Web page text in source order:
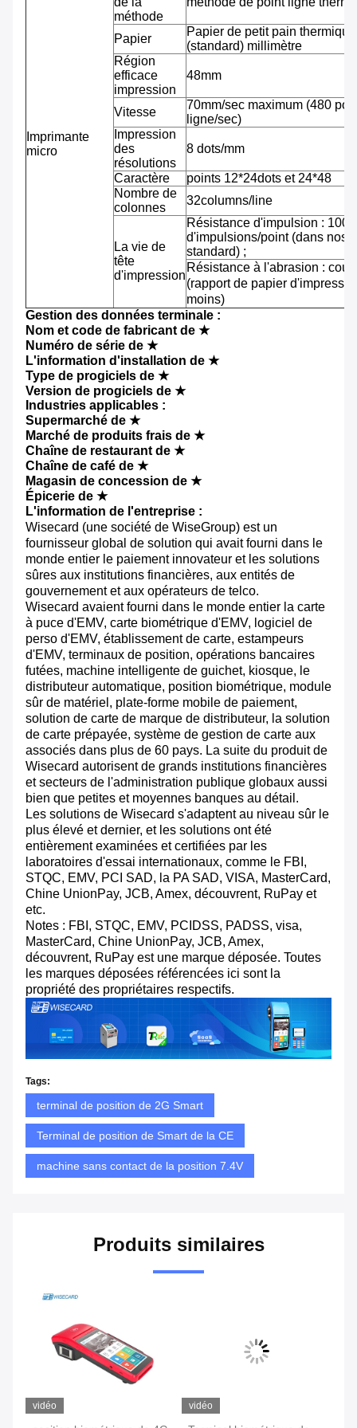
Imprimante
micro
méthode
Papier
Papier de petit pain
(standard) millimètre
Région
efficace
impression
48mm
Vitesse
70mm/sec maximum (480
ligne/sec)
Impression
des
résolutions
8 dots/mm
Caractère
points 12*24dots et 24*48
Nombre de
colonnes
32columns/line
La vie de
tête
d'impression
Résistance d'impulsion : 100
d'impulsions/point (dans nos
standard) ;
Résistance à l'abrasion :
(rapport de papier
moins)
Gestion des données terminale :
Nom et code de fabricant de ★
Numéro de série de ★
L'information d'installation de ★
Type de progiciels de ★
Version de progiciels de ★
Industries applicables :
Supermarché de ★
Marché de produits frais de ★
Chaîne de restaurant de ★
Chaîne de café de ★
Magasin de concession de ★
Épicerie de ★
L'information de l'entreprise :
Wisecard (une société de WiseGroup) est un
fournisseur global de solution qui avait fourni dans le
monde entier le paiement innovateur et les solutions
sûres aux institutions financières, aux entités de
gouvernement et aux opérateurs de telco.
Wisecard avaient fourni dans le monde entier la carte
à puce d'EMV, carte biométrique d'EMV, logiciel de
perso d'EMV, établissement de carte, estampeurs
d'EMV, terminaux de position, opérations bancaires
futées, machine intelligente de guichet, kiosque, le
distributeur automatique, position biométrique, module
sûr de matériel, plate-forme mobile de paiement,
solution de carte de marque de distributeur, la solution
de carte prépayée, système de gestion de carte aux
associés dans plus de 60 pays. La suite du produit de
Wisecard autorisent de grands institutions financières
et secteurs de l'administration publique globaux aussi
bien que petites et moyennes banques au détail.
Les solutions de Wisecard s'adaptent au niveau sûr le
plus élevé et dernier, et les solutions ont été
entièrement examinées et certifiées par les
laboratoires d'essai internationaux, comme le FBI,
STQC, EMV, PCI SAD, la PA SAD, VISA, MasterCard,
Chine UnionPay, JCB, Amex, découvrent, RuPay et
etc.
Notes : FBI, STQC, EMV, PCIDSS, PADSS, visa,
MasterCard, Chine UnionPay, JCB, Amex,
découvrent, RuPay est une marque déposée. Toutes
les marques déposées référencées ici sont la
propriété des propriétaires respectifs.
Tags:
terminal de position de 2G Smart
Terminal de position de Smart de la CE
machine sans contact de la position 7.4V
Produits similaires
vidéo vidéo